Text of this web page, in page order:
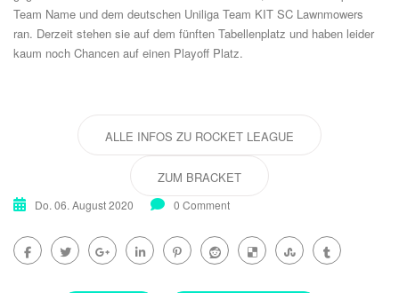
Team Name und dem deutschen Uniliga Team KIT SC Lawnmowers
ran. Derzeit stehen sie auf dem fünften Tabellenplatz und haben leider
kaum noch Chancen auf einen Playoff Platz.
ALLE INFOS ZU ROCKET LEAGUE
ZUM BRACKET
Do. 06. August 2020 0 Comment